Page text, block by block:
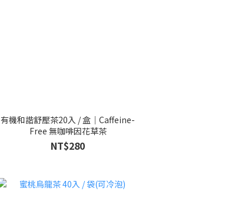
有機和諧舒壓茶20入 / 盒｜Caffeine-
Free 無咖啡因花草茶
NT$280